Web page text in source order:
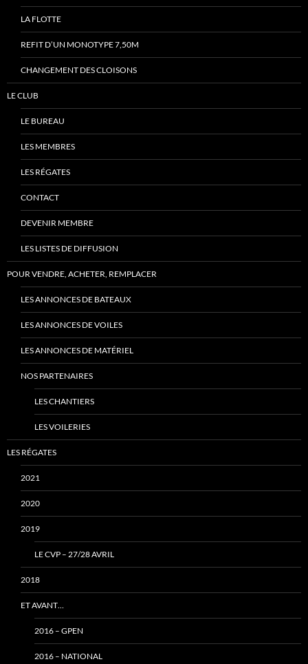
LA FLOTTE
REFIT D’UN MONOTYPE 7,50M
CHANGEMENT DES CLOISONS
LE CLUB
LE BUREAU
LES MEMBRES
LES RÉGATES
CONTACT
DEVENIR MEMBRE
LES LISTES DE DIFFUSION
POUR VENDRE, ACHETER, REMPLACER
LES ANNONCES DE BATEAUX
LES ANNONCES DE VOILES
LES ANNONCES DE MATÉRIEL
NOS PARTENAIRES
LES CHANTIERS
LES VOILERIES
LES RÉGATES
2021
2020
2019
LE CVP – 27/28 AVRIL
2018
ET AVANT…
2016 – GPEN
2016 – NATIONAL